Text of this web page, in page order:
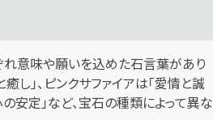
れ意味や願いを込めた石言葉があり
し」、ピンクサファイアは「愛情と誠
の安定」など、宝石の種類によって異な